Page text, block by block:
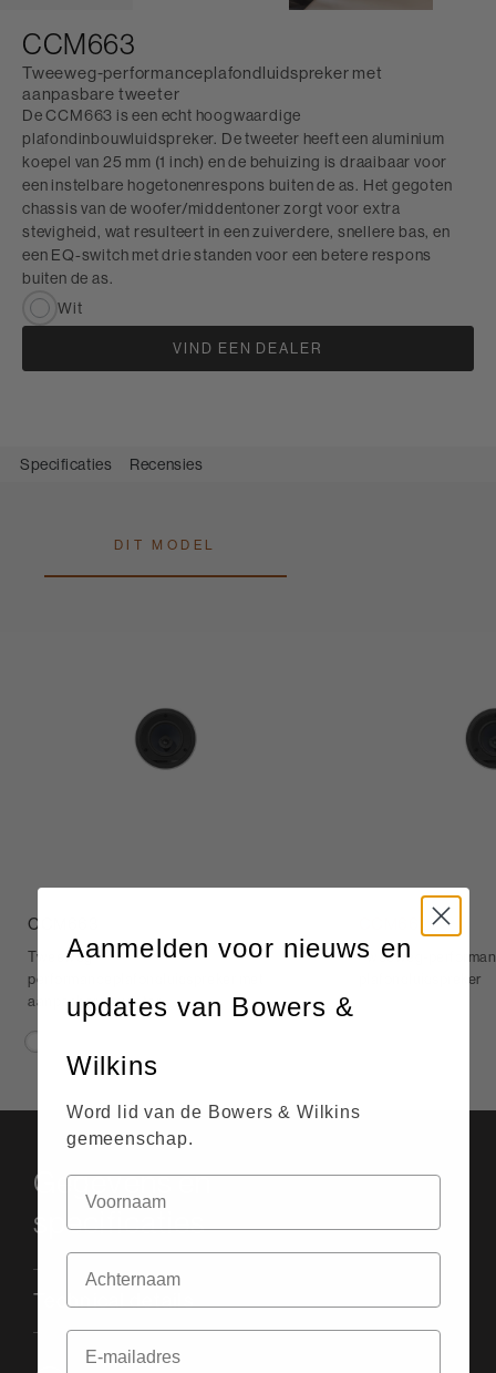
CCM663
Tweeweg-performanceplafondluidspreker met
aanpasbare tweeter
De CCM663 is een echt hoogwaardige
plafondinbouwluidspreker. De tweeter heeft een aluminium
koepel van 25 mm (1 inch) en de behuizing is draaibaar voor
een instelbare hogetonenrespons buiten de as. Het gegoten
chassis van de woofer/middentoner zorgt voor extra
stevigheid, wat resulteert in een zuiverdere, snellere bas, en
een EQ-switch met drie standen voor een betere respons
buiten de as.
Wit
VIND EEN DEALER
Specificaties Recensies
DIT MODEL
CCM663
Tweeweg-
performanceplafondluidspreker met
aanpasbare tweeter
Tweeweg-
plafondluidspreker
Gegevens en
specificaties
Technical details
Aanmelden voor nieuws en
updates van Bowers &
Wilkins
Word lid van de Bowers & Wilkins
gemeenschap.